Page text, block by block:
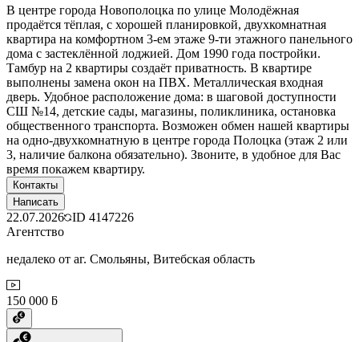
В центре города Новополоцка по улице Молодёжная
продаётся тёплая, с хорошей планировкой, двухкомнатная
квартира на комфортном 3-ем этаже 9-ти этажного панельного
дома с застеклённой лоджией. Дом 1990 года постройки.
Тамбур на 2 квартиры создаёт приватность. В квартире
выполнены замена окон на ПВХ. Металлическая входная
дверь. Удобное расположение дома: в шаговой доступности
СШ №14, детские сады, магазины, поликлиника, остановка
общественного транспорта. Возможен обмен нашей квартиры
на одно-двухкомнатную в центре города Полоцка (этаж 2 или
3, наличие балкона обязательно). Звоните, в удобное для Вас
время покажем квартиру.
Контакты
Написать
22.07.2026 ID 4147226
Агентство
недалеко от аг. Смольяны, Витебская область
150 000 ƃ